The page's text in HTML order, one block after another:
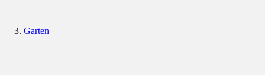
Garten